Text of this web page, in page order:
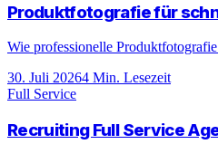
Produktfotografie für
Wie professionelle
30. Juli 20264 Min. Lesezeit
Full Service
Recruiting Full Service